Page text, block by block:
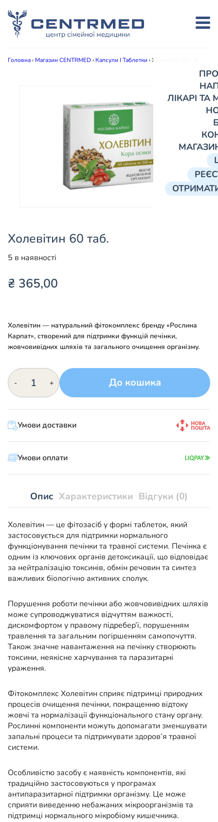
ЛІКАРІ
Головна› Магазин CENTRMED› Капсули І Таблетки ›Холевітин 60 таб.
Холевітин 60 таб.
5 в наявності
₴ 365,00
Холевітин — натуральний фітокомплекс бренду «Рослина
Карпат», створений для підтримки функцій печінки,
жовчовивідних шляхів та загального очищення організму.
-
Холевітин
60
таб.
+ До кошика
Умови доставки
Умови оплати
Опис Характеристики Відгуки (0)
Холевітин — це фітозасіб у формі таблеток, який
застосовується для підтримки нормального
функціонування печінки та травної системи. Печінка є
одним із ключових органів детоксикації, що відповідає
за нейтралізацію токсинів, обмін речовин та синтез
важливих біологічно активних сполук.
Порушення роботи печінки або жовчовивідних шляхів
може супроводжуватися відчуттям важкості,
дискомфортом у правому підребер’ї, порушенням
травлення та загальним погіршенням самопочуття.
Також значне навантаження на печінку створюють
токсини, неякісне харчування та паразитарні
ураження.
Фітокомплекс Холевітин сприяє підтримці природних
процесів очищення печінки, покращенню відтоку
жовчі та нормалізації функціонального стану органу.
Рослинні компоненти можуть допомагати зменшувати
запальні процеси та підтримувати здоров’я травної
системи.
Особливістю засобу є наявність компонентів, які
традиційно застосовуються у програмах
антипаразитарної підтримки організму. Це може
сприяти виведенню небажаних мікроорганізмів та
підтримці нормального мікробіому кишечника.